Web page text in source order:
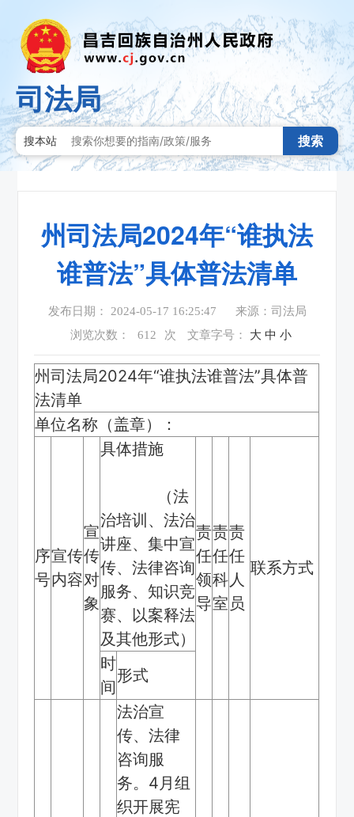
司法局
搜本站 搜索
州司法局2024年“谁执法
谁普法”具体普法清单
发布日期： 2024-05-17 16:25:47
来源：司法局
浏览次数：
612 次 文章字号： 大 中 小
州司法局2024年“谁执法谁普法”具体普
法清单
单位名称（盖章）：
序
号
宣传
内容
宣
传
对
象
具体措施
（法
治培训、法治
讲座、集中宣
传、法律咨询
服务、知识竞
赛、以案释法
及其他形式）
责
任
领
导
责
任
科
室
责
任
人
员
联系方式
时
间
形式
法治宣
传、法律
咨询服
务。4月组
织开展宪